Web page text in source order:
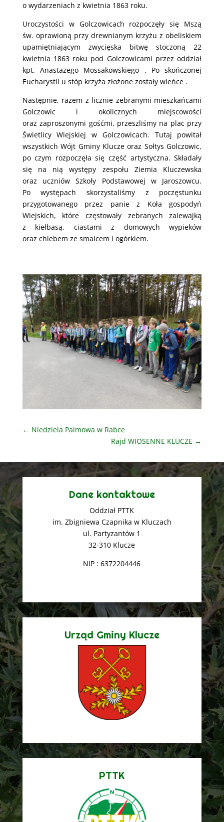
o wydarzeniach z kwietnia 1863 roku.
Uroczystości w Golczowicach rozpoczęły się Mszą
św. oprawioną przy drewnianym krzyżu z obeliskiem
upamiętniającym zwycięska bitwę stoczoną 22
kwietnia 1863 roku pod Golczowicami przez oddział
kpt. Anastazego Mossakowskiego . Po skończonej
Eucharystii u stóp krzyża złożone zostały wieńce .
Następnie, razem z licznie zebranymi mieszkańcami
Golczowic i okolicznych miejscowości
oraz zaproszonymi gośćmi, przeszliśmy na plac przy
Świetlicy Wiejskiej w Golczowicach. Tutaj powitał
wszystkich Wójt Gminy Klucze oraz Sołtys Golczowic,
po czym rozpoczęła się część artystyczna. Składały
się na nią występy zespołu Ziemia Kluczewska
oraz uczniów Szkoły Podstawowej w Jaroszowcu.
Po występach skorzystaliśmy z poczęstunku
przygotowanego przez panie z Koła gospodyń
Wiejskich, które częstowały zebranych zalewajką
z kiełbasą, ciastami z domowych wypieków
oraz chlebem ze smalcem i ogórkiem.
← Niedziela Palmowa w Rabce
Rajd WIOSENNE KLUCZE →
Dane kontaktowe
Oddział PTTK
im. Zbigniewa Czapnika w Kluczach
ul. Partyzantów 1
32-310 Klucze
NIP : 6372204446
Urząd Gminy Klucze
PTTK